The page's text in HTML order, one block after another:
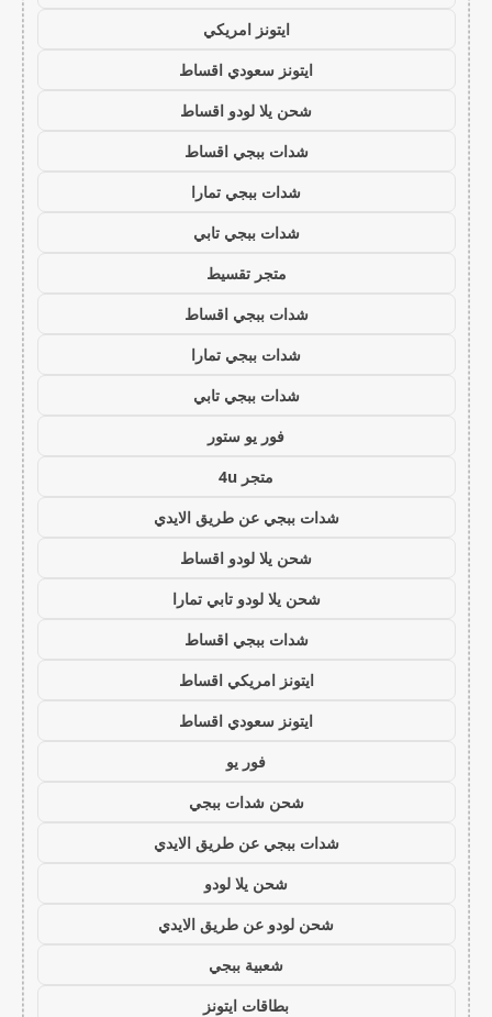
ايتونز امريكي
ايتونز سعودي اقساط
شحن يلا لودو اقساط
شدات ببجي اقساط
شدات ببجي تمارا
شدات ببجي تابي
متجر تقسيط
شدات ببجي اقساط
شدات ببجي تمارا
شدات ببجي تابي
فور يو ستور
متجر 4u
شدات ببجي عن طريق الايدي
شحن يلا لودو اقساط
شحن يلا لودو تابي تمارا
شدات ببجي اقساط
ايتونز امريكي اقساط
ايتونز سعودي اقساط
فور يو
شحن شدات ببجي
شدات ببجي عن طريق الايدي
شحن يلا لودو
شحن لودو عن طريق الايدي
شعبية ببجي
بطاقات ايتونز